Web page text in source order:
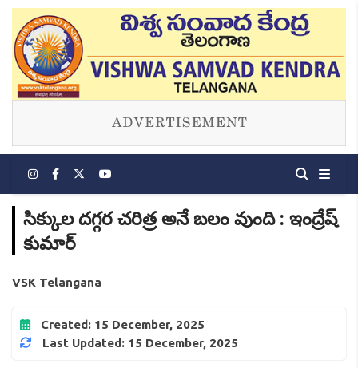
సిక్కుల దగ్గర చరిత్ర అనే బలం వుంది : ఇంద్రేష్
కుమార్
VSK Telangana
Created: 15 December, 2025
Last Updated: 15 December, 2025